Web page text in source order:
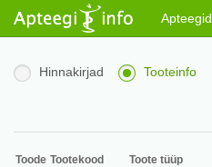
Apteegid
Hinnakirjad Tooteinfo
Toode Tootekood Toote tüüp